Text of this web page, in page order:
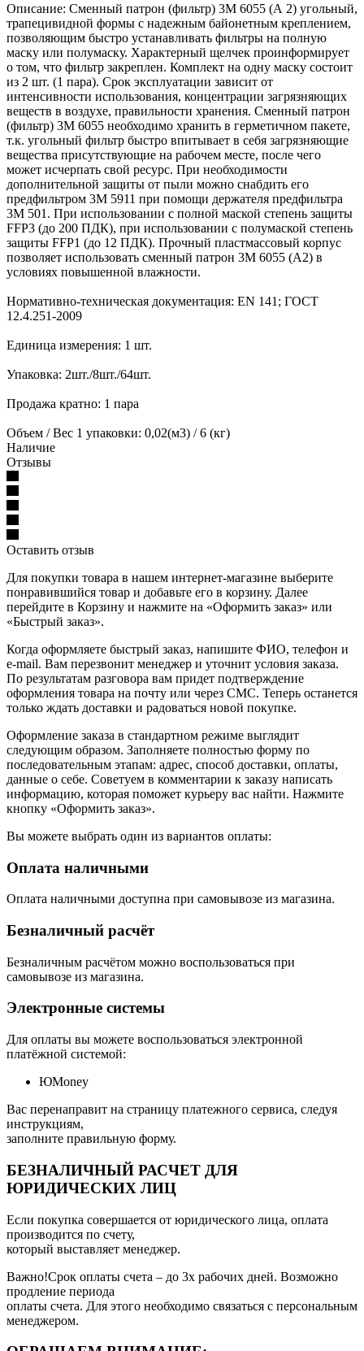
Описание: Сменный патрон (фильтр) 3M 6055 (А 2) угольный,
трапецивидной формы с надежным байонетным креплением,
позволяющим быстро устанавливать фильтры на полную
маску или полумаску. Характерный щелчек проинформирует
о том, что фильтр закреплен. Комплект на одну маску состоит
из 2 шт. (1 пара). Срок эксплуатации зависит от
интенсивности использования, концентрации загрязняющих
веществ в воздухе, правильности хранения. Сменный патрон
(фильтр) 3M 6055 необходимо хранить в герметичном пакете,
т.к. угольный фильтр быстро впитывает в себя загрязняющие
вещества присутствующие на рабочем месте, после чего
может исчерпать свой ресурс. При необходимости
дополнительной защиты от пыли можно снабдить его
предфильтром 3M 5911 при помощи держателя предфильтра
3M 501. При использовании с полной маской степень защиты
FFP3 (до 200 ПДК), при использовании с полумаской степень
защиты FFP1 (до 12 ПДК). Прочный пластмассовый корпус
позволяет использовать сменный патрон 3M 6055 (А2) в
условиях повышенной влажности.
Нормативно-техническая документация: EN 141; ГОСТ
12.4.251-2009
Единица измерения: 1 шт.
Упаковка: 2шт./8шт./64шт.
Продажа кратно: 1 пара
Объем / Вес 1 упаковки: 0,02(м3) / 6 (кг)
Наличие
Отзывы
Оставить отзыв
Для покупки товара в нашем интернет-магазине выберите
понравившийся товар и добавьте его в корзину. Далее
перейдите в Корзину и нажмите на «Оформить заказ» или
«Быстрый заказ».
Когда оформляете быстрый заказ, напишите ФИО, телефон и
e-mail. Вам перезвонит менеджер и уточнит условия заказа.
По результатам разговора вам придет подтверждение
оформления товара на почту или через СМС. Теперь останется
только ждать доставки и радоваться новой покупке.
Оформление заказа в стандартном режиме выглядит
следующим образом. Заполняете полностью форму по
последовательным этапам: адрес, способ доставки, оплаты,
данные о себе. Советуем в комментарии к заказу написать
информацию, которая поможет курьеру вас найти. Нажмите
кнопку «Оформить заказ».
Вы можете выбрать один из вариантов оплаты:
Оплата наличными
Оплата наличными доступна при самовывозе из магазина.
Безналичный расчёт
Безналичным расчётом можно воспользоваться при
самовывозе из магазина.
Электронные системы
Для оплаты вы можете воспользоваться электронной
платёжной системой:
ЮMoney
Вас перенаправит на страницу платежного сервиса, следуя
инструкциям,
заполните правильную форму.
БЕЗНАЛИЧНЫЙ РАСЧЕТ ДЛЯ
ЮРИДИЧЕСКИХ ЛИЦ
Если покупка совершается от юридического лица, оплата
производится по счету,
который выставляет менеджер.
Важно!Срок оплаты счета – до 3х рабочих дней. Возможно
продление периода
оплаты счета. Для этого необходимо связаться с персональным
менеджером.